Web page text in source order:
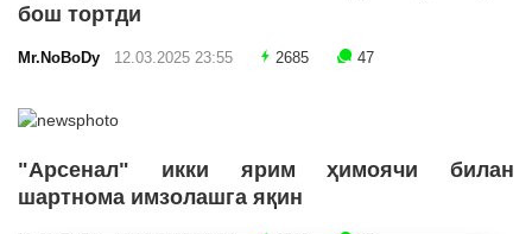
бош тортди
Mr.NoBoDy 12.03.2025 23:55 2685 47
"Арсенал" икки ярим ҳимоячи билан
шартнома имзолашга яқин